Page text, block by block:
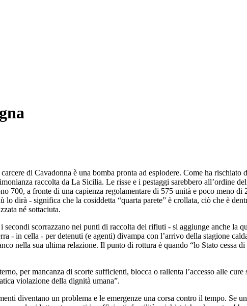
di Cavadonna è una bomba pronta ad esplodere. Come ha rischiato
raccolta da La Sicilia. Le risse e i pestaggi sarebbero all’ordine
700, a fronte di una capienza regolamentare di 575 unità e poco meno
dirà - significa che la cosiddetta “quarta parete” è crollata, ciò che è
né sottaciuta.
scorrazzano nei punti di raccolta dei rifiuti - si aggiunge anche la
- in cella - per detenuti (e agenti) divampa con l’arrivo della stagione
nella sua ultima relazione. Il punto di rottura è quando “lo Stato cessa
per mancanza di scorte sufficienti, blocca o rallenta l’accesso alle
violazione della dignità umana”.
diventano un problema e le emergenze una corsa contro il tempo. Se